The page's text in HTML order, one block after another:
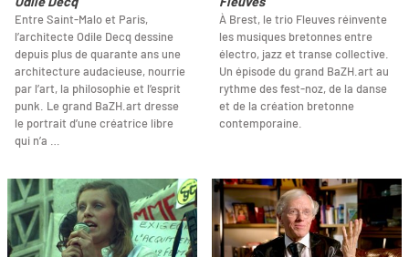
Entre Saint-Malo et Paris,
l’architecte Odile Decq dessine
depuis plus de quarante ans une
architecture audacieuse, nourrie
par l’art, la philosophie et l’esprit
punk. Le grand BaZH.art dresse
le portrait d’une créatrice libre
qui n’a …
À Brest, le trio Fleuves réinvente
les musiques bretonnes entre
électro, jazz et transe collective.
Un épisode du grand BaZH.art au
rythme des fest-noz, de la danse
et de la création bretonne
contemporaine.